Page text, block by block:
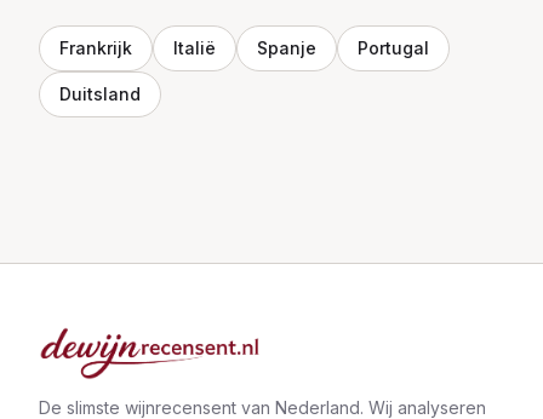
Frankrijk Italië Spanje Portugal
Duitsland
De slimste wijnrecensent van Nederland. Wij analyseren